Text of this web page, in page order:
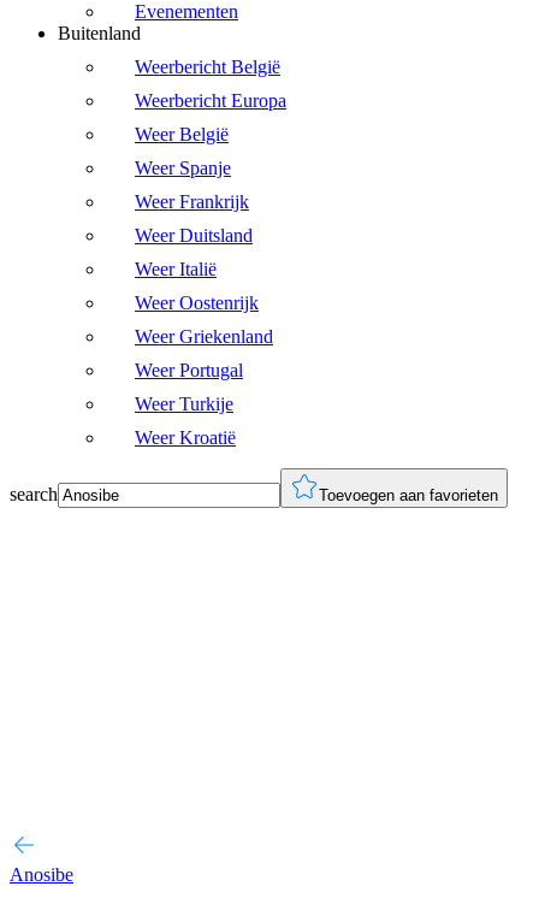
Evenementen
Buitenland
Weerbericht België
Weerbericht Europa
Weer België
Weer Spanje
Weer Frankrijk
Weer Duitsland
Weer Italië
Weer Oostenrijk
Weer Griekenland
Weer Portugal
Weer Turkije
Weer Kroatië
search Toevoegen aan favorieten
Anosibe